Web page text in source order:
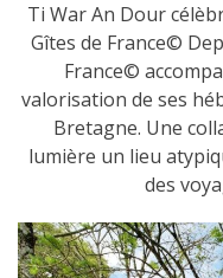
Ti War An Dour
Gîtes de France©
France©
valorisation de ses
Bretagne. Une
lumière un lieu
des